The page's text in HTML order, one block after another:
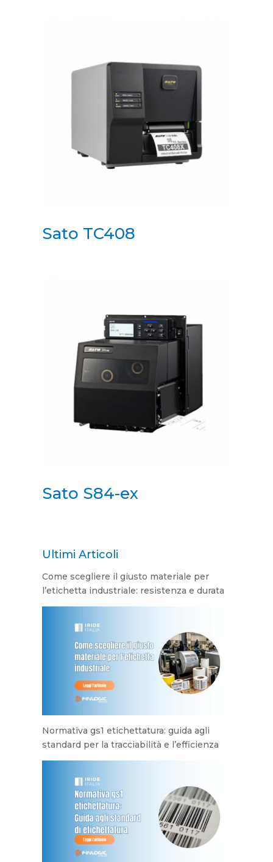
Sato TC408
Sato S84-ex
Ultimi Articoli
Come scegliere il giusto materiale per
l’etichetta industriale: resistenza e durata
Normativa gs1 etichettatura: guida agli
standard per la tracciabilità e l’efficienza